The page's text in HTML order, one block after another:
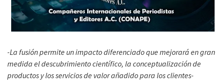
-La fusión permite un impacto diferenciado que mejorará en gran
medida el descubrimiento científico, la conceptualización de
productos y los servicios de valor añadido para los clientes-